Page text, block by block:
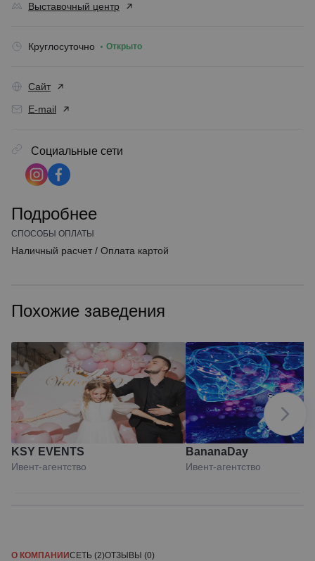
Выставочный центр
Круглосуточно Открыто
Сайт
E-mail
Социальные сети
Подробнее
СПОСОБЫ ОПЛАТЫ
Наличный расчет / Оплата картой
Похожие заведения
KSY EVENTS
Ивент-агентство
BananaDay
Ивент-агентство
О КОМПАНИИСЕТЬ (2)ОТЗЫВЫ (0)